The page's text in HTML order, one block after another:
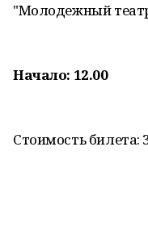
"Молодежный
Начало: 12.00
Стоимость билета: